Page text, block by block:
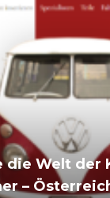
die Welt der
–